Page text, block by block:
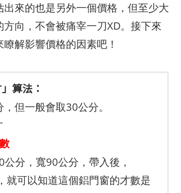
出來的也是另外一個價格，但至少大
向，不會被痛宰一刀XD。接下來
解影響價格的因素吧！
算法：
但一般會取30公分。
公分，寬90公分，帶入後，
就可以知道這個鋁門窗的才數是